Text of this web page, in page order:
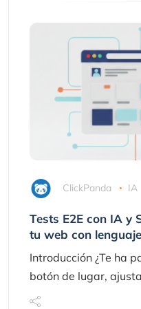
ClickPanda IA
Tests E2E con IA y
tu web con
Introducción ¿Te ha
botón de lugar,